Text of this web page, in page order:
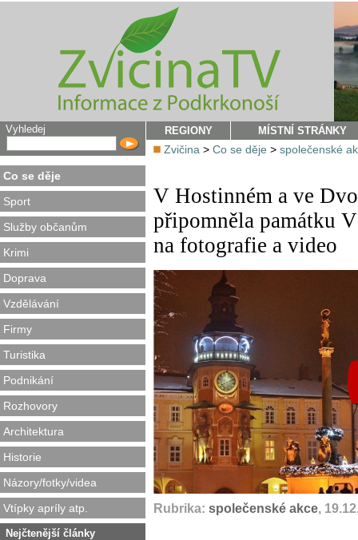
Vyhledej
Co se děje
Sport
Služby občanům
Krimi
Doprava
Vzdělávání
Firmy
Turistika
Podnikání
Rozhovory
Architektura
Historie
Názory/fotky/videa
Vtípky apríly atp.
Nejčtenější články
REGIONY MÍSTNÍ STRÁNKY
Zvičina > Co se děje > společenské
V Hostinném a ve
připomněla památku
na fotografie a video
Rubrika: společenské akce,